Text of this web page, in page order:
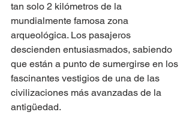
tan solo 2 kilómetros de la
mundialmente famosa zona
arqueológica. Los pasajeros
descienden entusiasmados, sabiendo
que están a punto de sumergirse en los
fascinantes vestigios de una de las
civilizaciones más avanzadas de la
antigüedad.